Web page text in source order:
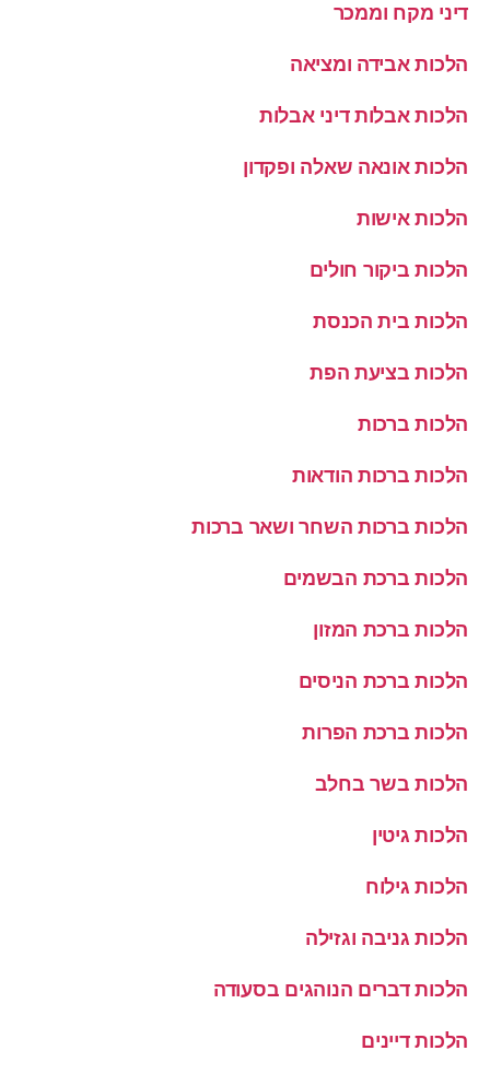
דיני מקח וממכר
הלכות אבידה ומציאה
הלכות אבלות דיני אבלות
הלכות אונאה שאלה ופקדון
הלכות אישות
הלכות ביקור חולים
הלכות בית הכנסת
הלכות בציעת הפת
הלכות ברכות
הלכות ברכות הודאות
הלכות ברכות השחר ושאר ברכות
הלכות ברכת הבשמים
הלכות ברכת המזון
הלכות ברכת הניסים
הלכות ברכת הפרות
הלכות בשר בחלב
הלכות גיטין
הלכות גילוח
הלכות גניבה וגזילה
הלכות דברים הנוהגים בסעודה
הלכות דיינים